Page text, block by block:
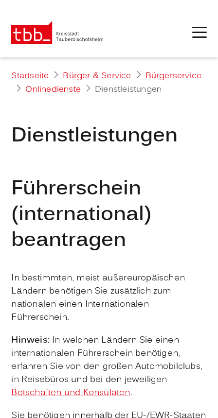
Startseite Bürger & Service
Bürgerservice
Onlinedienste
Dienstleistungen
Dienstleistungen
Führerschein
(international)
beantragen
In bestimmten, meist außereuropäischen
Ländern benötigen Sie zusätzlich zum
nationalen einen Internationalen
Führerschein.
Hinweis: In welchen Ländern Sie einen
internationalen Führerschein benötigen,
erfahren Sie von den großen Automobilclubs,
in Reisebüros und bei den jeweiligen
Botschaften und Konsulaten.